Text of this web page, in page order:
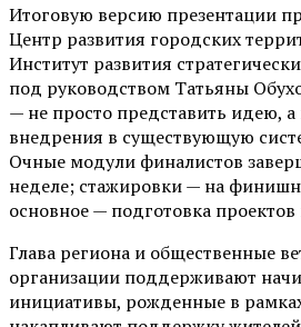
Итоговую версию презентации
Центр развития городских
Институт развития
под руководством Татьяны
— не просто представить идею,
внедрения в существующую
Очные модули финалистов
неделе; стажировки — на
основное — подготовка
Глава региона и общественные
организации поддерживают
инициативы, рожденные в